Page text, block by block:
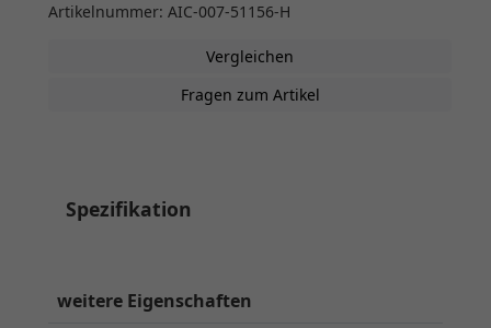
Artikelnummer: AIC-007-51156-H
Vergleichen
Fragen zum Artikel
Spezifikation
weitere Eigenschaften